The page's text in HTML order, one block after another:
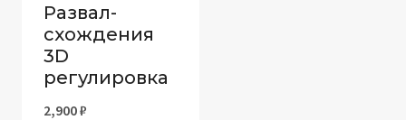
Развал-
схождения
3D
регулировка
2,900₽